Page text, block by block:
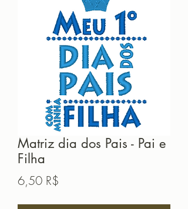
Matriz dia dos Pais - Pai e
Filha
6,50 R$